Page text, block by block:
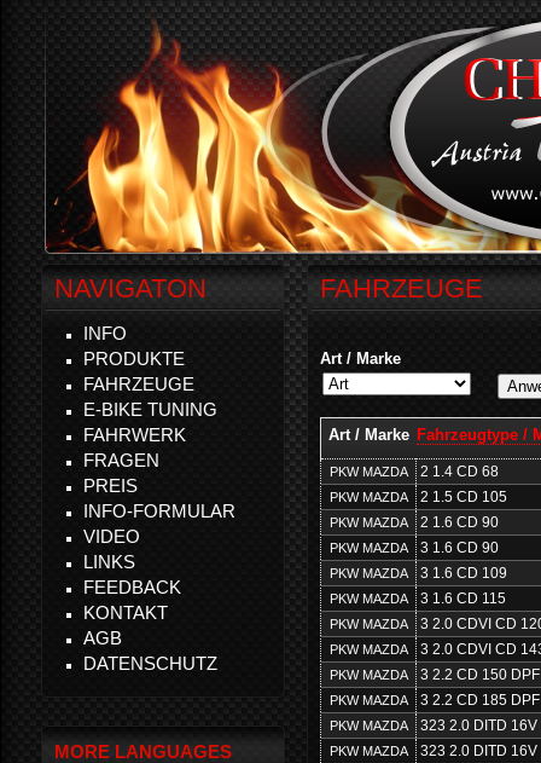
FAHRZEUGE
Art / Marke
Art / Marke Fahrzeugtype /
PKW MAZDA 2 1.4 CD 68
PKW MAZDA 2 1.5 CD 105
PKW MAZDA 2 1.6 CD 90
PKW MAZDA 3 1.6 CD 90
PKW MAZDA 3 1.6 CD 109
PKW MAZDA 3 1.6 CD 115
PKW MAZDA 3 2.0 CDVI CD
PKW MAZDA 3 2.0 CDVI CD
PKW MAZDA 3 2.2 CD 150 DPF
PKW MAZDA 3 2.2 CD 185 DPF
PKW MAZDA 323 2.0 DITD 16V
PKW MAZDA 323 2.0 DITD 16V
NAVIGATON
INFO
PRODUKTE
FAHRZEUGE
E-BIKE TUNING
FAHRWERK
FRAGEN
PREIS
INFO-FORMULAR
VIDEO
LINKS
FEEDBACK
KONTAKT
AGB
DATENSCHUTZ
MORE LANGUAGES